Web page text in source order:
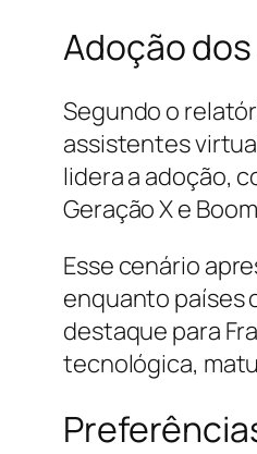
Adoção
Segundo o
assistentes
lidera a adoção,
Geração X e
Esse cenário
enquanto países
destaque para
tecnológica,